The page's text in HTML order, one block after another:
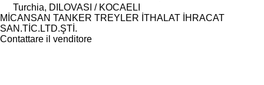
Turchia, DILOVASI / KOCAELI
MİCANSAN TANKER TREYLER İTHALAT İHRACAT
SAN.TİC.LTD.ŞTİ.
Contattare il venditore